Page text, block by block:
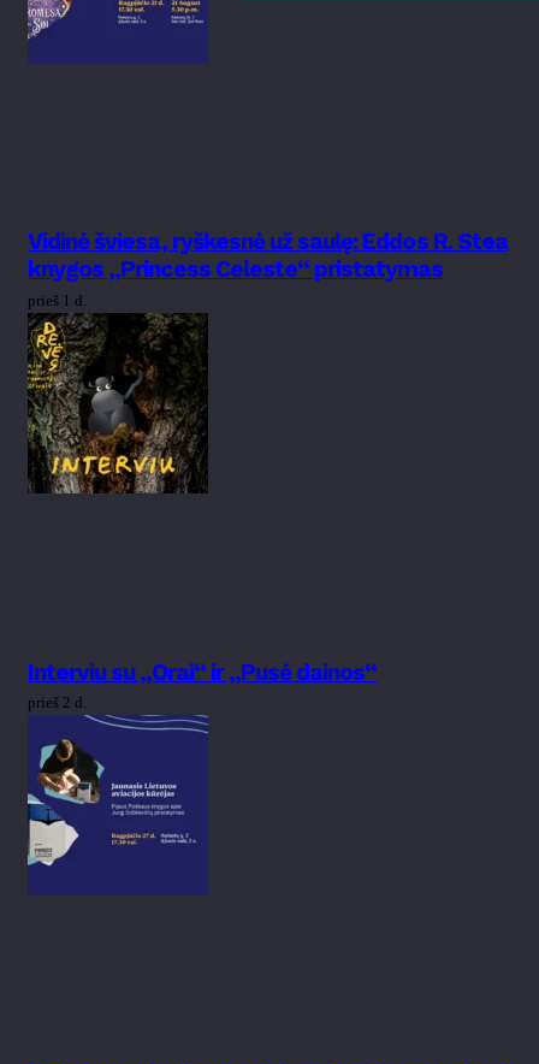
Vidinė šviesa, ryškesnė už saulę: Eddos R. Stea
knygos „Princess Celeste“ pristatymas
prieš 1 d.
Interviu su „Orai“ ir „Pusė dainos“
prieš 2 d.